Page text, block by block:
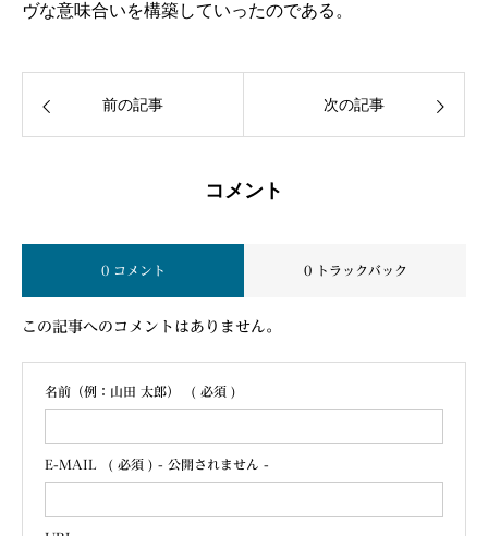
ヴな意味合いを構築していったのである。
前の記事 次の記事
コメント
0 コメント 0 トラックバック
この記事へのコメントはありません。
名前（例：山田 太郎） ( 必須 )
E-MAIL ( 必須 ) - 公開されません -